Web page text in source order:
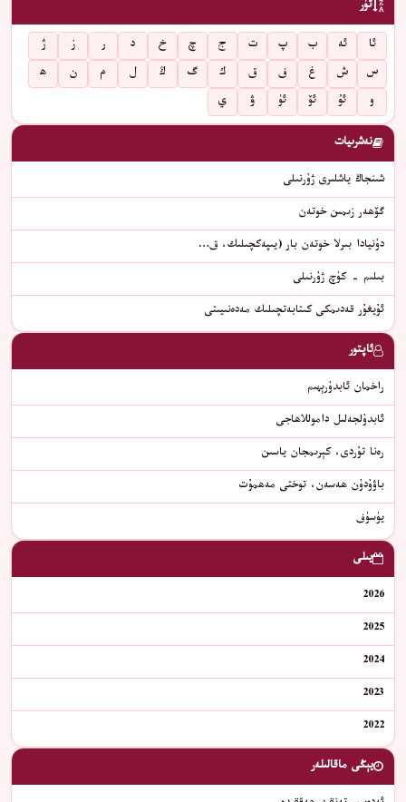
تۈر
ئا ئە ب پ ت ج چ خ د ر ز
ژ
س
ش غ ف ق ك گ ڭ ل م ن
ھ
و
ئۇ ئۆ ئۈ ۋ ي
نەشرىيات
شىنجاڭ ياشلىرى ژۇرنىلى
گۆھەر زىمىن خوتەن
دۇنيادا بىرلا خوتەن بار (يىپەكچىلىك، ق…
بىلىم - كۈچ ژۇرنىلى
ئۇيغۇر قەدىمكى كىتابەتچىلىك مەدەنىيىتى
ئاپتور
راخمان ئابدۇرېھىم
ئابدۇلجەلىل داموللاھاجى
رەنا تۇردى، كېرىمجان ياسىن
باۋۇدۇن ھەسەن، توختى مەھمۇت
يۈسۈف
يىلى
2026
2025
2024
2023
2022
يېڭى ماقالىلەر